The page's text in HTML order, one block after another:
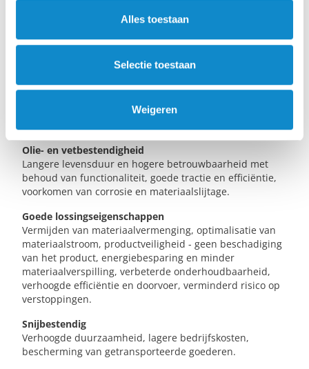
Alles toestaan
Selectie toestaan
Weigeren
Olie- en vetbestendigheid
Langere levensduur en hogere betrouwbaarheid met
behoud van functionaliteit, goede tractie en efficiëntie,
voorkomen van corrosie en materiaalslijtage.
Goede lossingseigenschappen
Vermijden van materiaalvermenging, optimalisatie van
materiaalstroom, productveiligheid - geen beschadiging
van het product, energiebesparing en minder
materiaalverspilling, verbeterde onderhoudbaarheid,
verhoogde efficiëntie en doorvoer, verminderd risico op
verstoppingen.
Snijbestendig
Verhoogde duurzaamheid, lagere bedrijfskosten,
bescherming van getransporteerde goederen.